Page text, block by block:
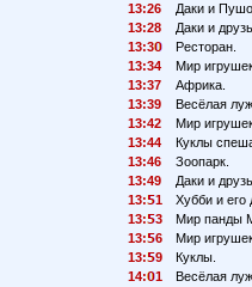
13:26
Даки и
13:28
Даки и
13:3
Ресторан.
13:34
Мир
13:37
Африка.
13:39
Весёлая
13:42
Мир
13:44
Куклы
13:46
Зоопарк.
13:49
Даки и
13:
1
Хубби и его
13:
3
Мир панды
13:
6
Мир
13:
9
Куклы.
14:
1
Весёлая